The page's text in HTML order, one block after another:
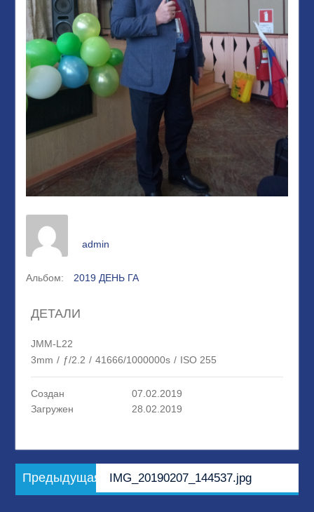
admin
Альбом: 2019 ДЕНЬ ГА
ДЕТАЛИ
JMM-L22
3mm / ƒ/2.2 / 41666/1000000s / ISO 255
Создан
07.02.2019
Загружен
28.02.2019
Навигация
по
Предыдущая
запись:
IMG_20190207_144537.jpg